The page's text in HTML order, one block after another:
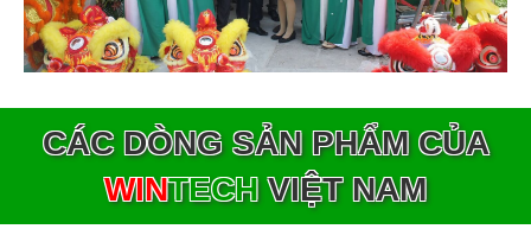
CÁC DÒNG SẢN PHẨM CỦA
WINTECHVIỆT NAM